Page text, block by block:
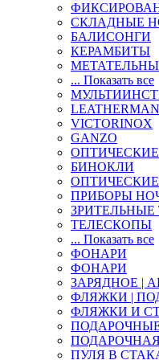
СКЛАДНЫЕ
БАЛИСОНГИ
КЕРАМБИТЫ
... Показать все
VICTORINOX
GANZO
БИНОКЛИ
ПРИБОРЫ
ЗРИТЕЛЬНЫЕ
ТЕЛЕСКОПЫ
... Показать все
ФОНАРИ
ФОНАРИ
ЗАРЯДНОЕ |
ФЛЯЖКИ |
ФЛЯЖКИ И
ПУЛЯ В